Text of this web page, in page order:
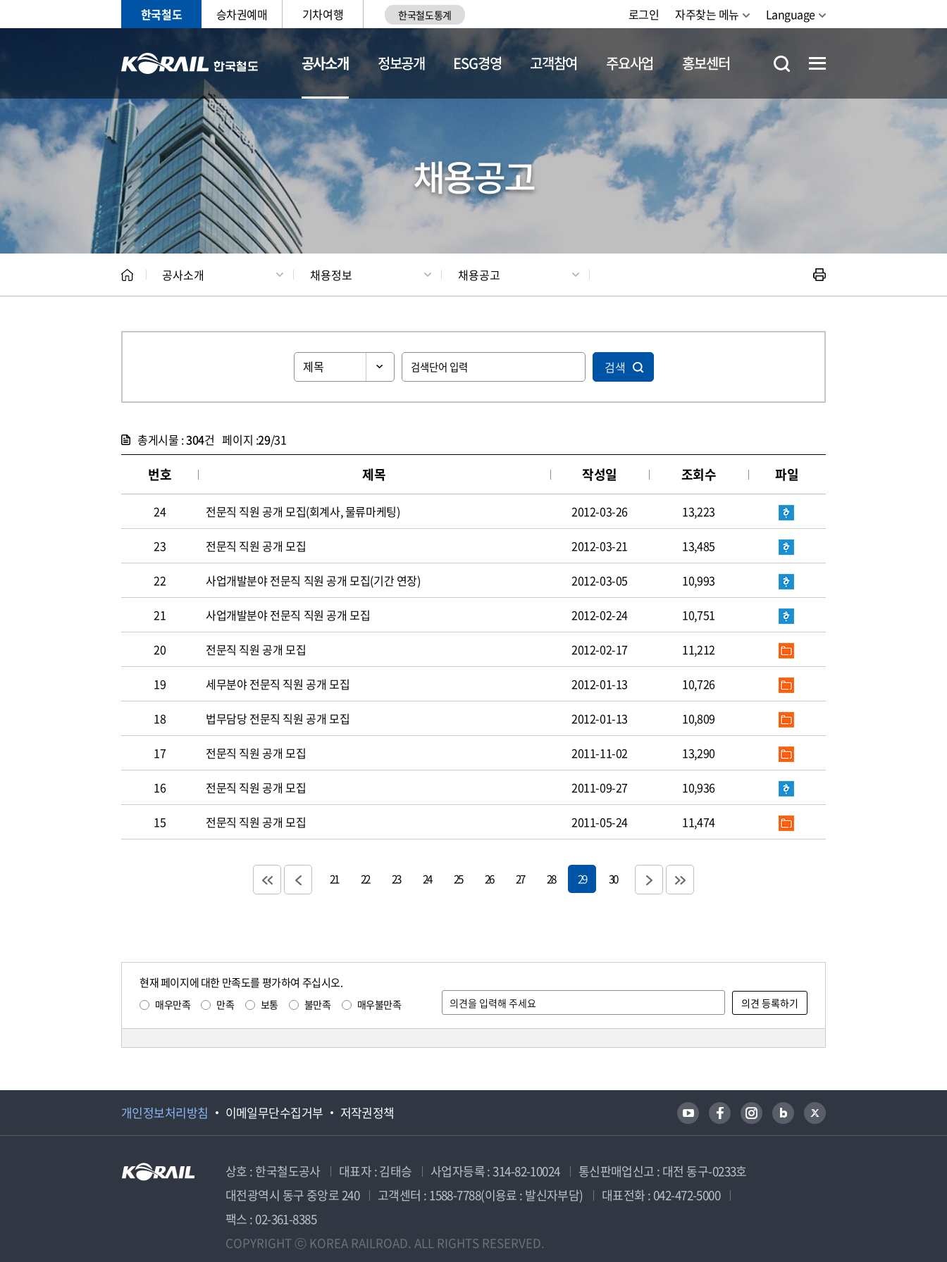
한국철도 승차권예매 기차여행 한국철도통계 로그인 자주찾는 메뉴 Language
공사소개
CEO 일반현황 채용정보
정보공개 ESG경영 고객참여 주요사업 홍보센터
채용공고
공사소개 채용정보 채용공고
검색
총게시물 :304건 페이지 :29/31
번호 제목 작성일 조회수 파일
24 전문직 직원 공개 모집(회계사, 물류마케팅) 2012-03-26 13,223
23 전문직 직원 공개 모집 2012-03-21 13,485
22 사업개발분야 전문직 직원 공개 모집(기간 연장) 2012-03-05 10,993
21 사업개발분야 전문직 직원 공개 모집 2012-02-24 10,751
20 전문직 직원 공개 모집 2012-02-17 11,212
19 세무분야 전문직 직원 공개 모집 2012-01-13 10,726
18 법무담당 전문직 직원 공개 모집 2012-01-13 10,809
17 전문직 직원 공개 모집 2011-11-02 13,290
16 전문직 직원 공개 모집 2011-09-27 10,936
15 전문직 직원 공개 모집 2011-05-24 11,474
21 22 23 24 25 26 27 28 29 30
현재 페이지에 대한 만족도를 평가하여 주십시오.
매우만족 만족 보통 불만족 매우불만족
개인정보처리방침 이메일무단수집거부 저작권정책
상호 : 한국철도공사 대표자 : 김태승 사업자등록 : 314-82-10024
통신판매업신고 : 대전 동구-0233호
대전광역시 동구 중앙로 240
고객센터 : 1588-7788(이용료 : 발신자부담)
대표전화 : 042-472-5000
팩스 : 02-361-8385
COPYRIGHT ⓒ KOREA RAILROAD. ALL RIGHTS RESERVED.